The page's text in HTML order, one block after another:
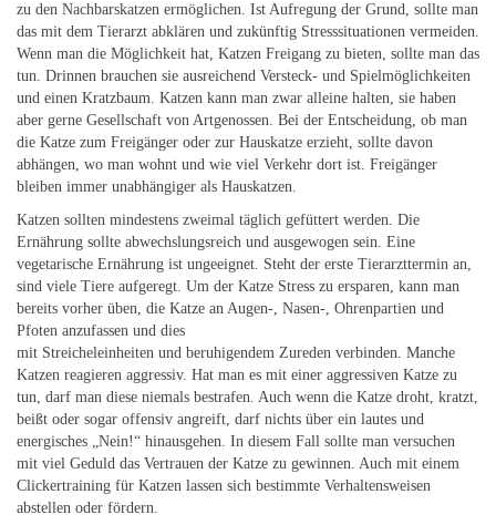
zu den Nachbarskatzen ermöglichen. Ist Aufregung der Grund, sollte man
das mit dem Tierarzt abklären und zukünftig Stresssituationen vermeiden.
Wenn man die Möglichkeit hat, Katzen Freigang zu bieten, sollte man das
tun. Drinnen brauchen sie ausreichend Versteck- und Spielmöglichkeiten
und einen Kratzbaum. Katzen kann man zwar alleine halten, sie haben
aber gerne Gesellschaft von Artgenossen. Bei der Entscheidung, ob man
die Katze zum Freigänger oder zur Hauskatze erzieht, sollte davon
abhängen, wo man wohnt und wie viel Verkehr dort ist. Freigänger
bleiben immer unabhängiger als Hauskatzen.
Katzen sollten mindestens zweimal täglich gefüttert werden. Die
Ernährung sollte abwechslungsreich und ausgewogen sein. Eine
vegetarische Ernährung ist ungeeignet. Steht der erste Tierarzttermin an,
sind viele Tiere aufgeregt. Um der Katze Stress zu ersparen, kann man
bereits vorher üben, die Katze an Augen-, Nasen-, Ohrenpartien und
Pfoten anzufassen und dies
mit Streicheleinheiten und beruhigendem Zureden verbinden. Manche
Katzen reagieren aggressiv. Hat man es mit einer aggressiven Katze zu
tun, darf man diese niemals bestrafen. Auch wenn die Katze droht, kratzt,
beißt oder sogar offensiv angreift, darf nichts über ein lautes und
energisches „Nein!“ hinausgehen. In diesem Fall sollte man versuchen
mit viel Geduld das Vertrauen der Katze zu gewinnen. Auch mit einem
Clickertraining für Katzen lassen sich bestimmte Verhaltensweisen
abstellen oder fördern.